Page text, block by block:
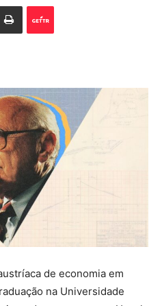
de economia em
na Universidade